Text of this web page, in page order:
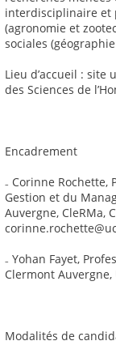
interdisciplinaire et
(agronomie et
sociales
Lieu d’accueil : site
des Sciences de
Encadrement
₋ Corinne Rochette,
Gestion et du
Auvergne, CleRMa,
₋ Yohan Fayet,
Clermont
Modalités de